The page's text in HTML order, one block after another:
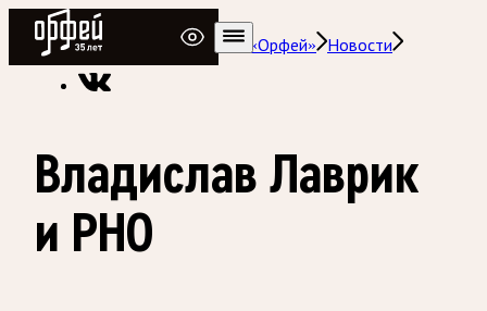
Радио Орфей
Радио классической музыки «Орфей»
Новости
Владислав Лаврик
и РНО